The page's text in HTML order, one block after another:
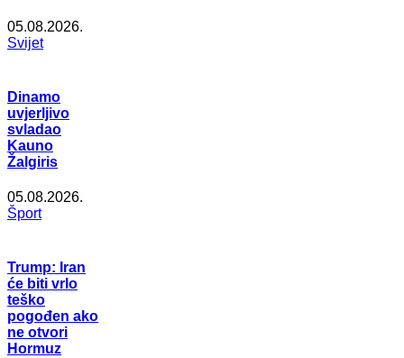
05.08.2026.
Svijet
Dinamo
uvjerljivo
svladao
Kauno
Žalgiris
05.08.2026.
Šport
Trump: Iran
će biti vrlo
teško
pogođen ako
ne otvori
Hormuz